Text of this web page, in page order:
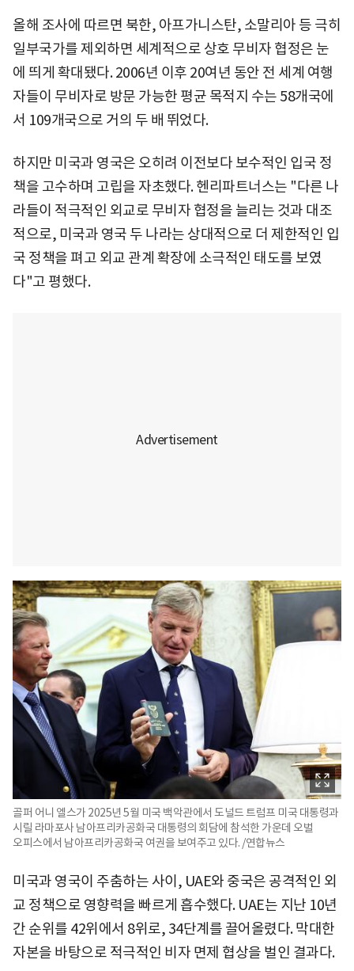
올해 조사에 따르면 북한, 아프가니스탄, 소말리아 등 극히
일부국가를 제외하면 세계적으로 상호 무비자 협정은 눈
에 띄게 확대됐다. 2006년 이후 20여년 동안 전 세계 여행
자들이 무비자로 방문 가능한 평균 목적지 수는 58개국에
서 109개국으로 거의 두 배 뛰었다.
하지만 미국과 영국은 오히려 이전보다 보수적인 입국 정
책을 고수하며 고립을 자초했다. 헨리파트너스는 "다른 나
라들이 적극적인 외교로 무비자 협정을 늘리는 것과 대조
적으로, 미국과 영국 두 나라는 상대적으로 더 제한적인 입
국 정책을 펴고 외교 관계 확장에 소극적인 태도를 보였
다"고 평했다.
골퍼 어니 엘스가 2025년 5월 미국 백악관에서 도널드 트럼프 미국 대통령과
시릴 라마포사 남아프리카공화국 대통령의 회담에 참석한 가운데 오벌
오피스에서 남아프리카공화국 여권을 보여주고 있다. /연합뉴스
미국과 영국이 주춤하는 사이, UAE와 중국은 공격적인 외
교 정책으로 영향력을 빠르게 흡수했다. UAE는 지난 10년
간 순위를 42위에서 8위로, 34단계를 끌어올렸다. 막대한
자본을 바탕으로 적극적인 비자 면제 협상을 벌인 결과다.